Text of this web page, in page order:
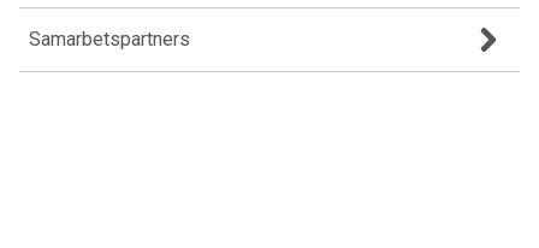
Samarbetspartners